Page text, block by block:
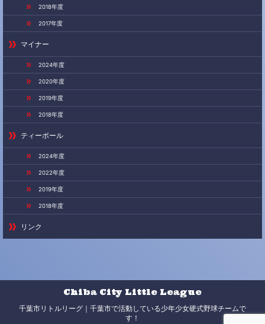
2018年度
2017年度
マイナー
2024年度
2020年度
2019年度
2018年度
ティーボール
2024年度
2022年度
2019年度
2018年度
リンク
Chiba City Little League
千葉市リトルリーグ｜千葉市で活動している少年少女硬式野球チームで
す！